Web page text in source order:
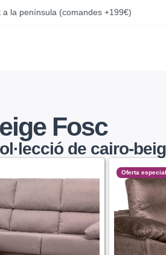
a la península (comandes +199€)
Fosc
de cairo-
Oferta especial